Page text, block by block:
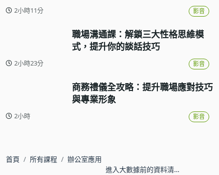
2小時11分 影音
職場溝通課：解鎖三大性格思維模
式，提升你的談話技巧
2小時23分 影音
商務禮儀全攻略：提升職場應對技巧
與專業形象
2小時 影音
首頁 所有課程
辦公室應用
進入大數據前的資料清